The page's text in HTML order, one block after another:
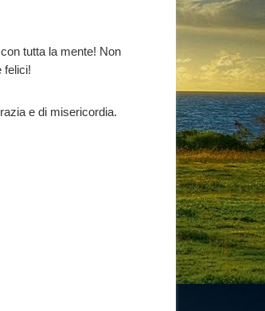
tutta la mente! Non
felici!
e di misericordia.